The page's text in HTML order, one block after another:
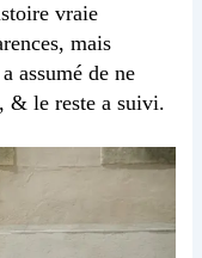
vraie
mais
assumé de ne
& le reste a suivi.